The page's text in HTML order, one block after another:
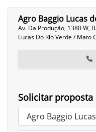
Agro Baggio Lucas
Av. Da Produção, 1380 W,
Lucas Do Rio Verde / Mato
Solicitar proposta